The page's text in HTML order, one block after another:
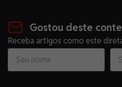
Gostou deste
Receba artigos como este